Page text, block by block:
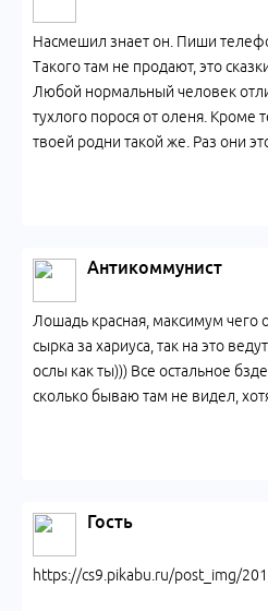
Насмешил знает он. Пиши
Такого там не продают, это
Любой нормальный человек
тухлого порося от оленя. Кроме
твоей родни такой же. Раз они
Антикоммунист
Лошадь красная, максимум чего
сырка за хариуса, так на это
ослы как ты))) Все остальное
сколько бываю там не видел,
Гость
https://cs9.pikabu.ru/post_img/